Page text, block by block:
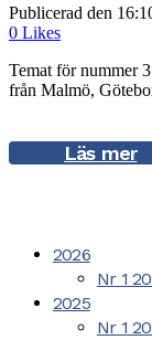
Publicerad den
0 Likes
Temat för nummer
från Malmö,
Läs mer
2026
Nr 1
2025
Nr 1